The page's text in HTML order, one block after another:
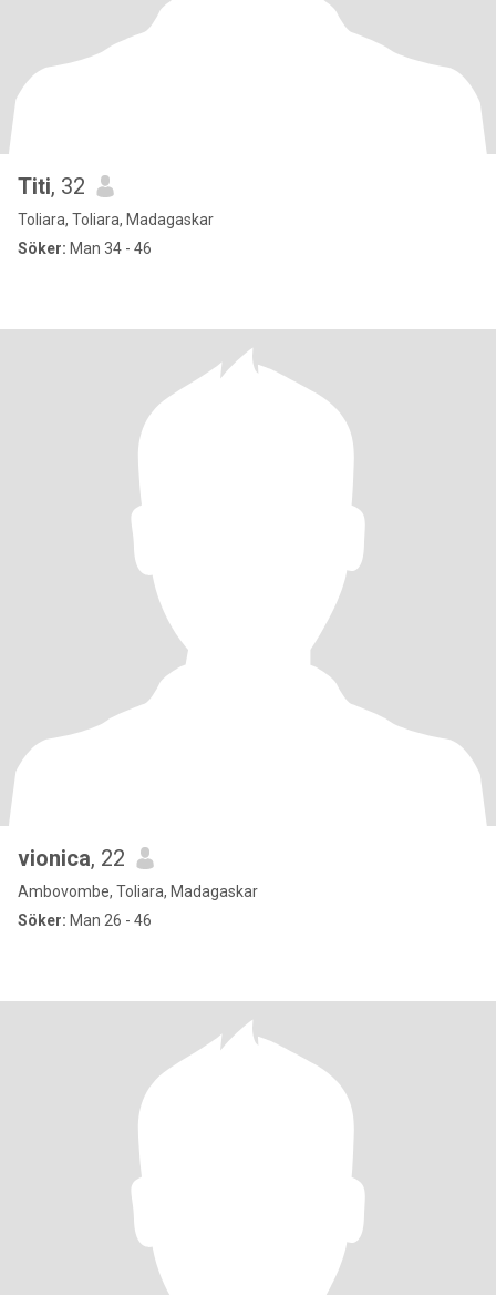
Titi, 32
Toliara, Toliara, Madagaskar
Söker: Man 34 - 46
vionica, 22
Ambovombe, Toliara, Madagaskar
Söker: Man 26 - 46